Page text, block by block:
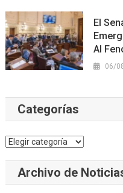
El
Al
06/
Categorías
Categorías
Archivo de